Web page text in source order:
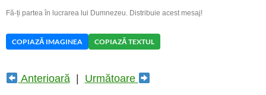
Fă-ți partea în lucrarea lui Dumnezeu. Distribuie acest mesaj!
COPIAZĂ IMAGINEA COPIAZĂ TEXTUL
Anterioară| Următoare